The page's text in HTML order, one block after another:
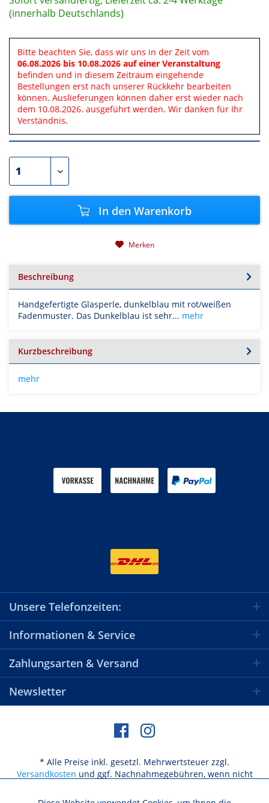
(innerhalb Deutschlands)
Bitte beachten Sie, dass wir uns in der Zeit vom
06.08.2026 bis 10.08.2026 auf einer Veranstaltung
befinden und in diesem Zeitraum eingehende
Bestellungen erst nach unserer Rückkehr bearbeiten
können. Auslieferungen können daher erst wieder nach
dem 10.08.2026. ausgeführt werden. Wir danken für Ihr
Verständnis.
In den Warenkorb
Merken
Beschreibung
Handgefertigte Glasperle, dunkelblau mit rot/weißen
Fadenmuster. Das Dunkelblau ist sehr... mehr
Kurzbeschreibung
mehr
Unsere Telefonzeiten:
Informationen & Service
Zahlungsarten & Versand
Newsletter
* Alle Preise inkl. gesetzl. Mehrwertsteuer zzgl.
Versandkosten und ggf. Nachnahmegebühren, wenn nicht